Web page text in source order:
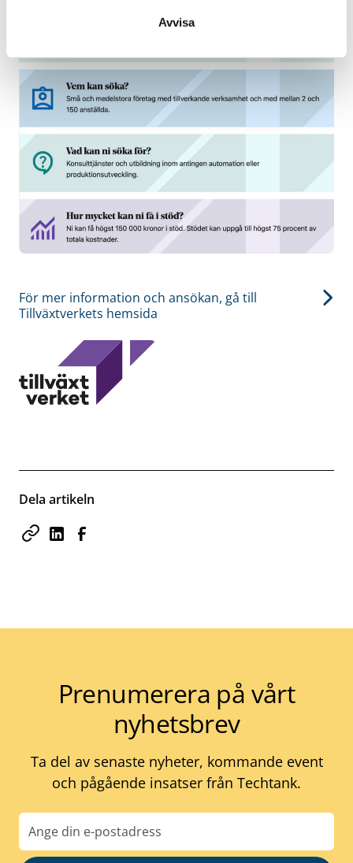
Avvisa
För mer information och ansökan, gå till
Tillväxtverkets hemsida
Dela artikeln
Prenumerera på vårt
nyhetsbrev
Ta del av senaste nyheter, kommande event
och pågående insatser från Techtank.
E-
post